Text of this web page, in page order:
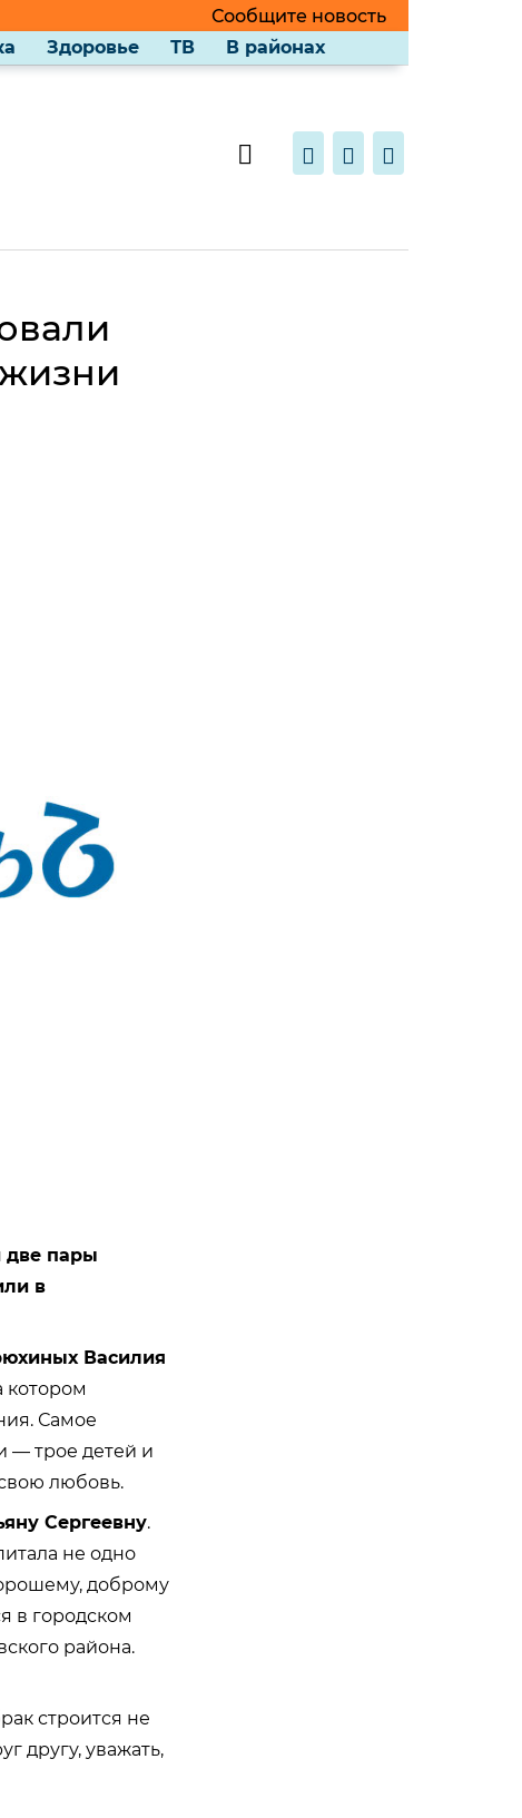
Сообщите новость
Здоровье ТВ В районах
две пары
в
Василия
котором
Самое
— трое детей и
любовь.
Сергеевну.
не одно
доброму
в городском
района.
строится не
другу, уважать,